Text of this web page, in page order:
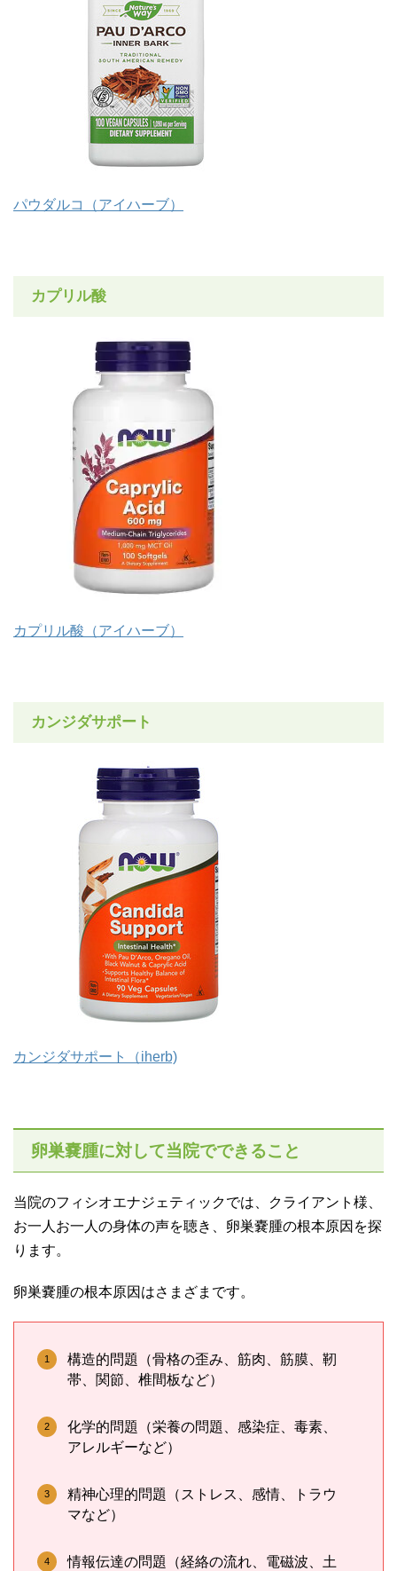
パウダルコ（アイハーブ）
カプリル酸
カプリル酸（アイハーブ）
カンジダサポート
カンジダサポート（iherb)
卵巣嚢腫に対して当院でできること
当院のフィシオエナジェティックでは、クライアント様、
お一人お一人の身体の声を聴き、卵巣嚢腫の根本原因を探
ります。
卵巣嚢腫の根本原因はさまざまです。
構造的問題（骨格の歪み、筋肉、筋膜、靭
帯、関節、椎間板など）
化学的問題（栄養の問題、感染症、毒素、
アレルギーなど）
精神心理的問題（ストレス、感情、トラウ
マなど）
情報伝達の問題（経絡の流れ、電磁波、土